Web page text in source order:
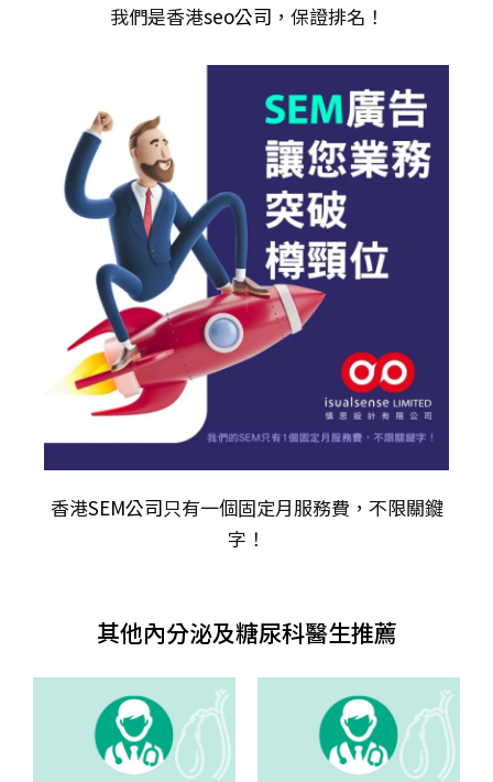
我們是香港seo公司 ，保證排名！
香港SEM公司只有一個固定月服務費，不限關𨫡
字！
其他內分泌及糖尿科醫生推薦